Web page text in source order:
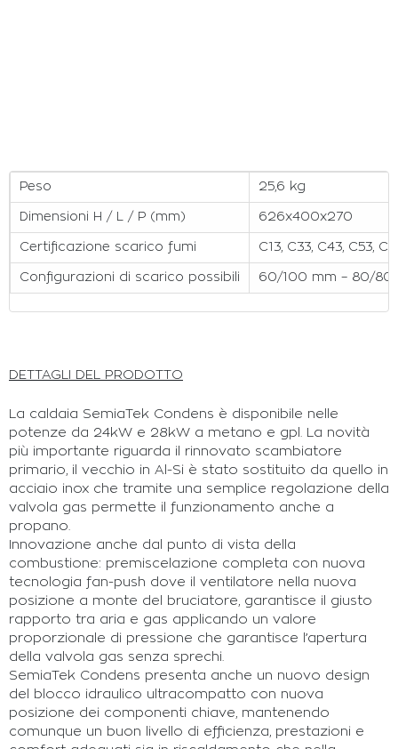
Peso 25,6 kg
Dimensioni H / L / P (mm) 626x400x270
Certificazione scarico fumi C13, C33, C43, C53,
Configurazioni di scarico possibili 60/100 mm – 80/80
DETTAGLI DEL PRODOTTO
La caldaia SemiaTek Condens è disponibile nelle
potenze da 24kW e 28kW a metano e gpl. La novità
più importante riguarda il rinnovato scambiatore
primario, il vecchio in Al-Si è stato sostituito da quello in
acciaio inox che tramite una semplice regolazione della
valvola gas permette il funzionamento anche a
propano.
Innovazione anche dal punto di vista della
combustione: premiscelazione completa con nuova
tecnologia fan-push dove il ventilatore nella nuova
posizione a monte del bruciatore, garantisce il giusto
rapporto tra aria e gas applicando un valore
proporzionale di pressione che garantisce l’apertura
della valvola gas senza sprechi.
SemiaTek Condens presenta anche un nuovo design
del blocco idraulico ultracompatto con nuova
posizione dei componenti chiave, mantenendo
comunque un buon livello di efficienza, prestazioni e